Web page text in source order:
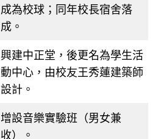
成為校球；同年校長宿舍落
成。
興建中正堂，後更名為學生活
動中心，由校友王秀蓮建築師
設計。
增設音樂實驗班（男女兼
收）。